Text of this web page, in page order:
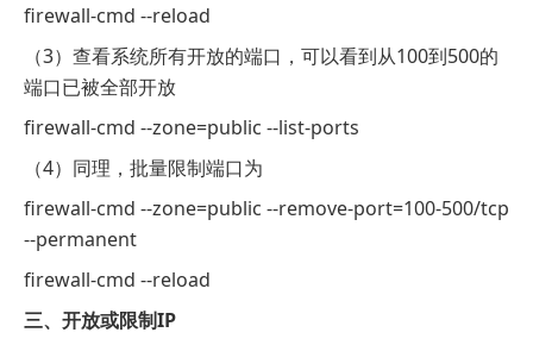
firewall-cmd --reload
（3）查看系统所有开放的端口，可以看到从100到500的
端口已被全部开放
firewall-cmd --zone=public --list-ports
（4）同理，批量限制端口为
firewall-cmd --zone=public --remove-port=100-500/tcp
--permanent
firewall-cmd --reload
三、开放或限制IP